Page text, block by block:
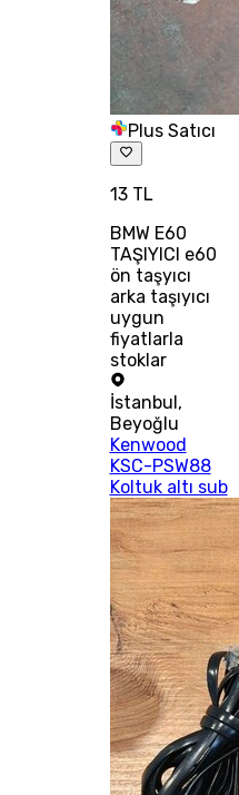
Plus Satıcı
13 TL
BMW E60
TAŞIYICI e60
ön taşyıcı
arka taşıyıcı
uygun
fiyatlarla
stoklar
İstanbul,
Beyoğlu
Kenwood
KSC-PSW88
Koltuk altı sub